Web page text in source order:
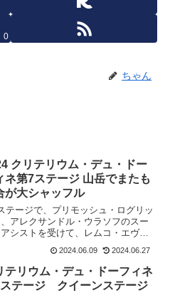
0
ちゃん
クリテリウム・デュ・ドー
第7ステージ 山岳でまたも
が大シャッフル
テージで、プリモッシュ・ログリッ
アレクサンドル・ウラソフのスー
シストを受けて、レムコ・エヴェ
ールからリーダージャージを奪うこ
成功した。正直、33秒差は安泰に近
と思っていたけれど、レムコ自体ベ
ではなかった。時...
2024.06.09 2024.06.27
テリウム・デュ・ドーフィネ
テージ クイーンステージ